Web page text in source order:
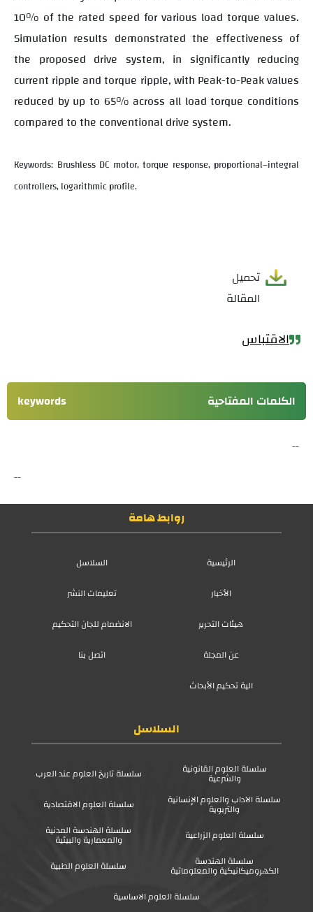
10% of the rated speed for various load torque values.
Simulation results demonstrated the effectiveness of
the proposed drive system, in significantly reducing
current ripple and torque ripple, with Peak-to-Peak values
reduced by up to 65% across all load torque conditions
compared to the conventional drive system.
Keywords: Brushless DC motor, torque response, proportional–integral
controllers, logarithmic profile.
تحميل
المقالة
الاقتباس
الكلمات المفتاحية keywords
--
--
روابط هامة
الرئيسية
السلاسل
الأخبار
تعليمات النشر
هيئات التحرير
الانضمام للجان التحكيم
عن المجلة
اتصل بنا
آلية تحكيم الأبحاث
السلاسل
سلسلة العلوم القانونية
والشرعية
سلسلة تاريخ العلوم عند العرب
سلسلة الآداب والعلوم الإنسانية
والتربوية
سلسلة العلوم الاقتصادية
سلسلة العلوم الزراعية
سلسلة الهندسة المدنية
والمعمارية والبيئية
سلسلة الهندسة
الكهروميكانيكية والمعلوماتية
سلسلة العلوم الطبية
سلسلة العلوم الاساسية